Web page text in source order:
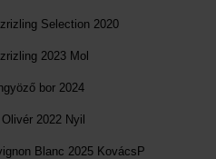
Selection 2020
2023 Mol
bor 2024
2022 Nyil
Blanc 2025 KovácsP